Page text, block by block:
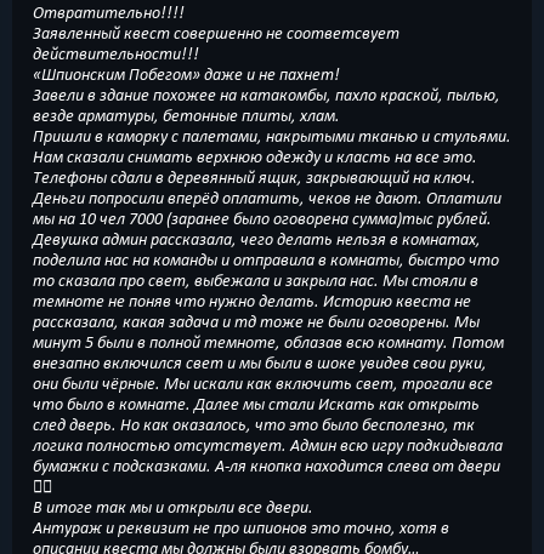
Отвратительно!!!!
Заявленный квест совершенно не соответсвует
действительности!!!
«Шпионским Побегом» даже и не пахнет!
Завели в здание похожее на катакомбы, пахло краской, пылью,
везде арматуры, бетонные плиты, хлам.
Пришли в каморку с палетами, накрытыми тканью и стульями.
Нам сказали снимать верхнюю одежду и класть на все это.
Телефоны сдали в деревянный ящик, закрывающий на ключ.
Деньги попросили вперёд оплатить, чеков не дают. Оплатили
мы на 10 чел 7000 (заранее было оговорена сумма)тыс рублей.
Девушка админ рассказала, чего делать нельзя в комнатах,
поделила нас на команды и отправила в комнаты, быстро что
то сказала про свет, выбежала и закрыла нас. Мы стояли в
темноте не поняв что нужно делать. Историю квеста не
рассказала, какая задача и тд тоже не были оговорены. Мы
минут 5 были в полной темноте, облазав всю комнату. Потом
внезапно включился свет и мы были в шоке увидев свои руки,
они были чёрные. Мы искали как включить свет, трогали все
что было в комнате. Далее мы стали Искать как открыть
след дверь. Но как оказалось, что это было бесполезно, тк
логика полностью отсутствует. Админ всю игру подкидывала
бумажки с подсказками. А-ля кнопка находится слева от двери
🤦‍♀️
В итоге так мы и открыли все двери.
Антураж и реквизит не про шпионов это точно, хотя в
описании квеста мы должны были взорвать бомбу…